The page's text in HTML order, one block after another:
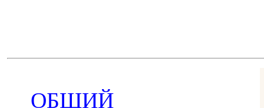
ОБЩИЙ